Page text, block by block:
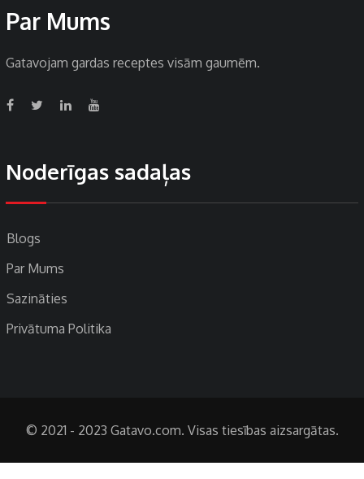
Par Mums
Gatavojam gardas receptes visām gaumēm.
Noderīgas sadaļas
Blogs
Par Mums
Sazināties
Privātuma Politika
© 2021 - 2023 Gatavo.com. Visas tiesības aizsargātas.